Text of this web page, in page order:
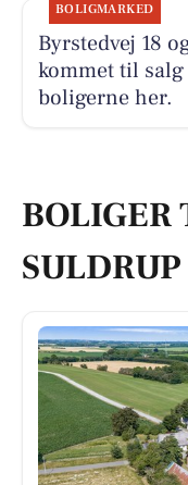
BOLIGMARKED
Byrstedvej 18
kommet til
boligerne her.
BOLIGER
SULDRUP